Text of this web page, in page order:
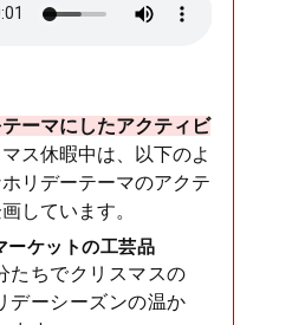
ーマにしたアクティビ
ス休暇中は、以下のよ
リデーテーマのアクテ
しています。
ーケットの工芸品
たちでクリスマスの
デーシーズンの温か